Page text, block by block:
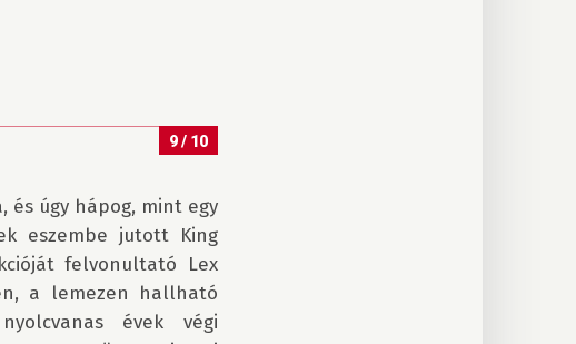
9 / 10
és úgy hápog, mint egy
eszembe jutott King
felvonultató Lex
a lemezen hallható
évek végi